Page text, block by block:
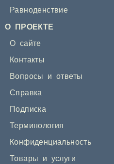
Равноденствие
О ПРОЕКТЕ
О сайте
Контакты
Вопросы и ответы
Справка
Подписка
Терминология
Конфиденциальность
Товары и услуги